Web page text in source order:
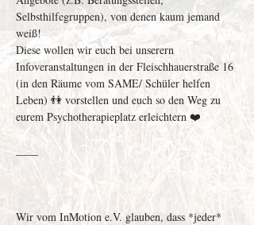
Selbsthilfegruppen), von denen kaum jemand
weiß!
Diese wollen wir euch bei unserern
Infoveranstaltungen in der Fleischhauerstraße 16
(in den Räume vom SAME/ Schüler helfen
Leben) 👫 vorstellen und euch so den Weg zu
eurem Psychotherapieplatz erleichtern ❤️
Wir vom InMotion e.V. glauben, dass *jeder*